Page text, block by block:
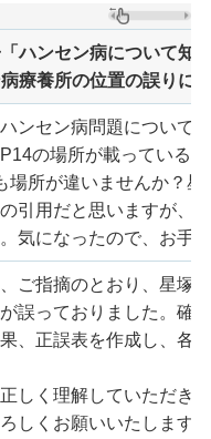
ハンセン病について知
療養所の位置の誤りに
ンセン病問題について
の場所が載っている
場所が違いませんか？
引用だと思いますが、
気になったので、お手
ご指摘のとおり、星塚
誤っておりました。確
、正誤表を作成し、各
しく理解していただき
しくお願いいたします。